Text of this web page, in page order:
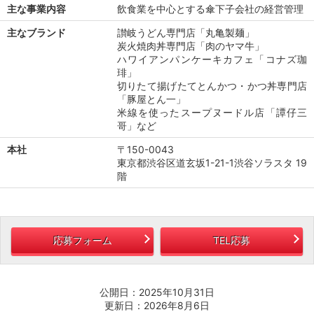
主な事業内容
飲食業を中心とする傘下子会社の経営管理
主なブランド
讃岐うどん専門店「丸亀製麺」
炭火焼肉丼専門店「肉のヤマ牛」
ハワイアンパンケーキカフェ「コナズ珈
琲」
切りたて揚げたてとんかつ・かつ丼専門店
「豚屋とん一」
米線を使ったスープヌードル店「譚仔三
哥」など
本社
〒150-0043
東京都渋谷区道玄坂1-21-1渋谷ソラスタ 19
階
応募フォーム TEL応募
公開日：2025年10月31日
更新日：2026年8月6日